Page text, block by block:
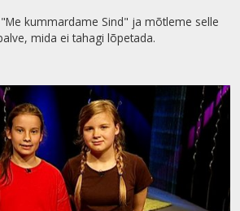
kummardame Sind" ja mõtleme selle
mida ei tahagi lõpetada.